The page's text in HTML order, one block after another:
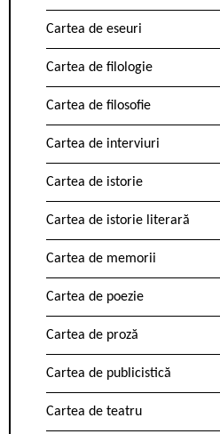
Cartea de eseuri
Cartea de filologie
Cartea de filosofie
Cartea de interviuri
Cartea de istorie
Cartea de istorie literară
Cartea de memorii
Cartea de poezie
Cartea de proză
Cartea de publicistică
Cartea de teatru